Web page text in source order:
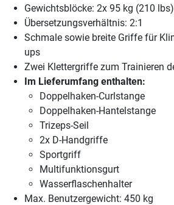
Gewichtsblöcke: 2x 95 kg (210 lbs)
Übersetzungsverhältnis: 2:1
Schmale sowie breite Griffe für
ups
Zwei Klettergriffe zum Trainieren
Im Lieferumfang enthalten:
Doppelhaken-Curlstange
Doppelhaken-Hantelstange
Trizeps-Seil
2x D-Handgriffe
Sportgriff
Multifunktionsgurt
Wasserflaschenhalter
Max. Benutzergewicht: 450 kg